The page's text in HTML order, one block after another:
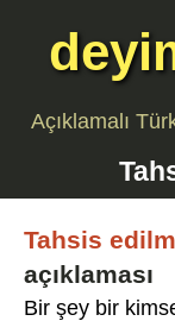
Açıklamalı
Tahsis
açıklaması
Bir şey bir